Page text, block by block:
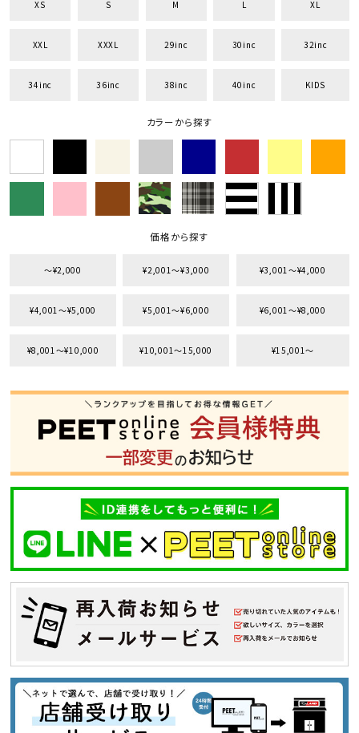
円 ～
サイズ
XL
XXL
XXXL
29inc
30inc
32inc
34inc
36inc
38inc
KIDS
カラー
tune 絞り込んで検索する
XS S M L XL
XXL XXXL 29inc 30inc 32inc
34inc 36inc 38inc 40inc KIDS
カラーから探す
価格から探す
〜¥2,000 ¥2,001〜¥3,000 ¥3,001〜¥4,000
¥4,001〜¥5,000 ¥5,001〜¥6,000 ¥6,001〜¥8,000
¥8,001〜¥10,000 ¥10,001〜15,000 ¥15,001〜